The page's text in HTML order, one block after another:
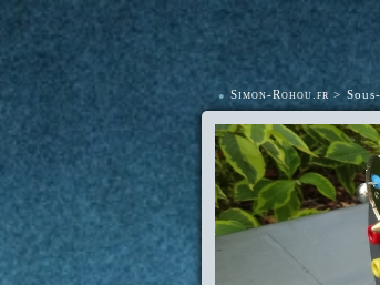
• Simon-Rohou.fr